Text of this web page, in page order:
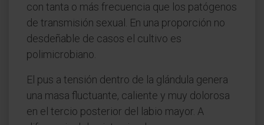
con tanta o más frecuencia que los patógenos
de transmisión sexual. En una proporción no
desdeñable de casos el cultivo es
polimicrobiano.
El pus a tensión dentro de la glándula genera
una masa fluctuante, caliente y muy dolorosa
en el tercio posterior del labio mayor. A